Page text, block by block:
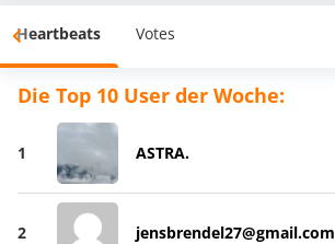
Heartbeats Votes
Die Top 10 User der Woche:
1 ASTRA.
2 jensbrendel27@gmail.com